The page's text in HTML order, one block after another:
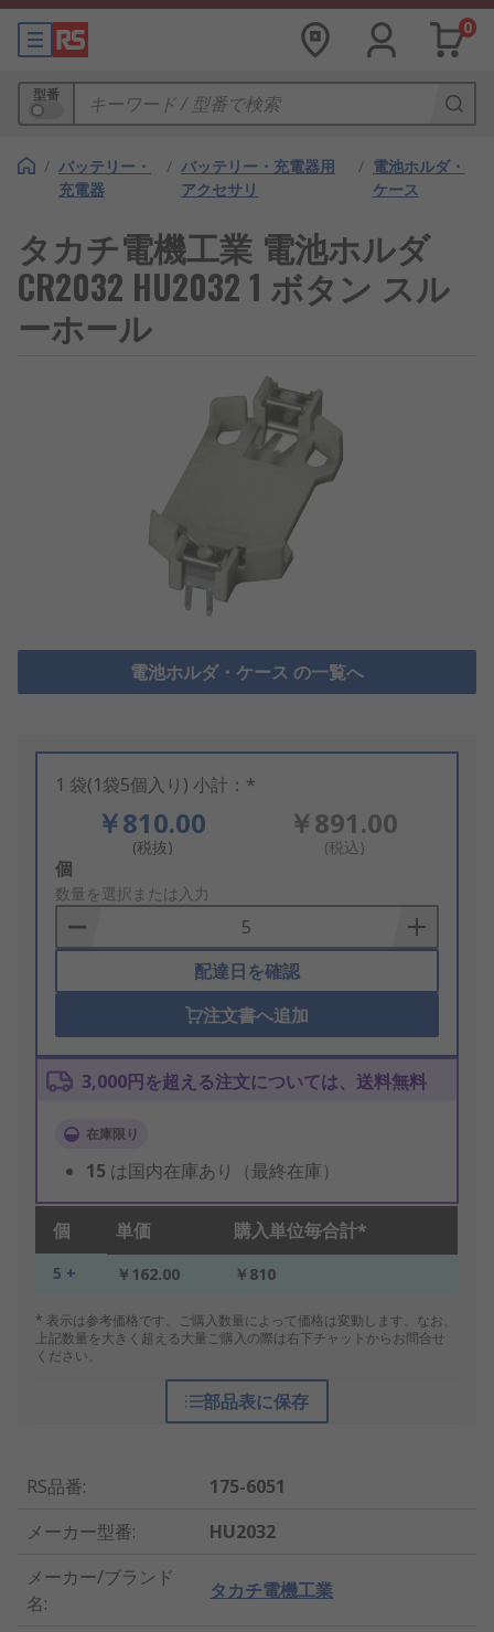
0
型番
/ バッテリー・
充電器
/ バッテリー・充電器用
アクセサリ
/ 電池ホルダ・
ケース
タカチ電機工業 電池ホルダ
CR2032 HU2032 1 ボタン スル
ーホール
電池ホルダ・ケース の一覧へ
1 袋(1袋5個入り) 小計：*
￥810.00
(税抜)
￥891.00
(税込)
Add
to
Basket
個
数量を選択または入力
配達日を確認
注文書へ追加
3,000円を超える注文については、送料無料
在庫限り
15 は国内在庫あり（最終在庫）
個 単価 購入単位毎合計*
5 + ￥162.00 ￥810
* 表示は参考価格です。ご購入数量によって価格は変動します。なお、
上記数量を大きく超える大量ご購入の際は右下チャットからお問合せ
ください。
部品表に保存
RS品番:
175-6051
メーカー型番:
HU2032
メーカー/ブランド
名:
タカチ電機工業